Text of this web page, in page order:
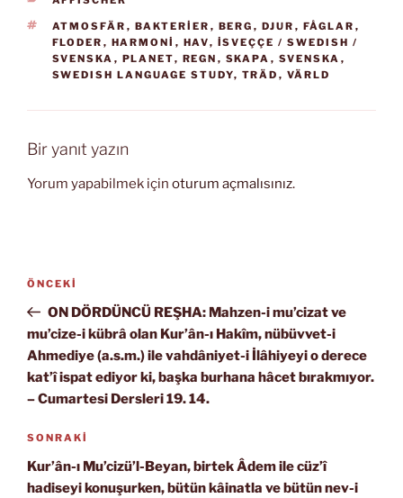
ETIKETLER
ATMOSFÄR , BAKTERIER , BERG , DJUR , FÅGLAR ,
FLODER , HARMONI , HAV, İSVEÇÇE / SWEDISH /
SVENSKA , PLANET, REGN , SKAPA , SVENSKA ,
SWEDISH LANGUAGE STUDY, TRÄD , VÄRLD
Bir yanıt yazın
Yorum yapabilmek için oturum açmalısınız.
Yazı
gezinmesi
Önceki
Yazı
ÖNCEKI
ON DÖRDÜNCÜ REŞHA: Mahzen-i mu’cizat ve
mu’cize-i kübrâ olan Kur’ân-ı Hakîm, nübüvvet-i
Ahmediye (a.s.m.) ile vahdâniyet-i İlâhiyeyi o derece
kat’î ispat ediyor ki, başka burhana hâcet bırakmıyor.
– Cumartesi Dersleri 19. 14.
Sonraki
Yazı
SONRAKI
Kur’ân-ı Mu’cizü’l-Beyan, birtek Âdem ile cüz’î
hadiseyi konuşurken, bütün kâinatla ve bütün nev-i